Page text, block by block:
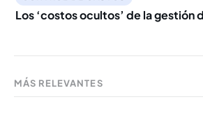
Los ‘costos ocultos’ de la gestión
MÁS RELEVANTES